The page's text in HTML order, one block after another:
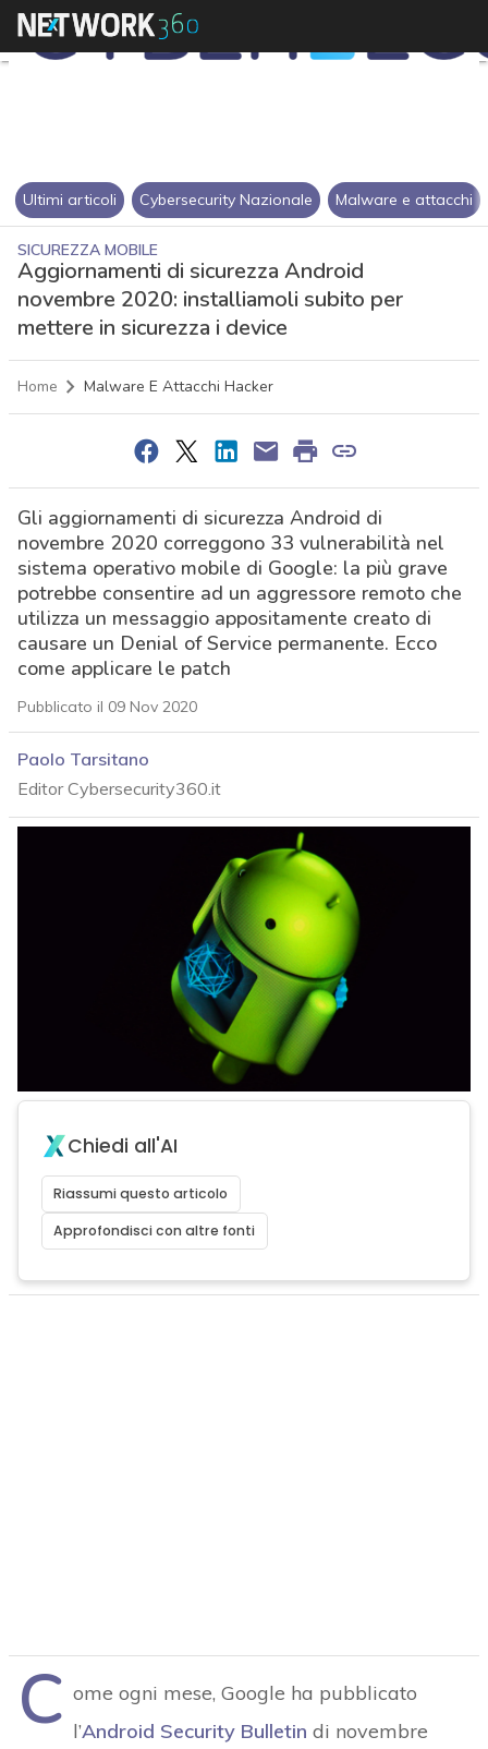
Ultimi articoli Cybersecurity Nazionale Malware e attacchi
SICUREZZA MOBILE
Aggiornamenti di sicurezza Android
novembre 2020: installiamoli subito per
mettere in sicurezza i device
Home Malware E Attacchi Hacker
Gli aggiornamenti di sicurezza Android di
novembre 2020 correggono 33 vulnerabilità nel
sistema operativo mobile di Google: la più grave
potrebbe consentire ad un aggressore remoto che
utilizza un messaggio appositamente creato di
causare un Denial of Service permanente. Ecco
come applicare le patch
Pubblicato il 09 Nov 2020
Paolo Tarsitano
Editor Cybersecurity360.it
Chiedi all'AI
Riassumi questo articolo
Approfondisci con altre fonti
C ome ogni mese, Google ha pubblicato
l’Android Security Bulletin di novembre